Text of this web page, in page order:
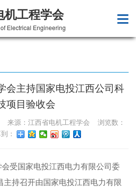
机工程学会
Electrical Engineering
会主持国家电投江西公司科
项目验收会
源：江西省电机工程学会 浏览数：
：
受国家电投江西电力有限公司委
主持召开由国家电投江西电力有限